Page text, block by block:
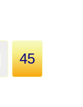
45